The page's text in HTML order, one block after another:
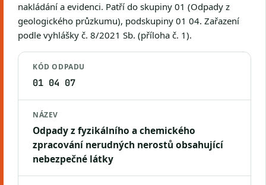
nakládání a evidenci. Patří do skupiny 01 (Odpady z
geologického průzkumu), podskupiny 01 04. Zařazení
podle vyhlášky č. 8/2021 Sb. (příloha č. 1).
KÓD ODPADU
01 04 07
NÁZEV
Odpady z fyzikálního a chemického
zpracování nerudných nerostů obsahující
nebezpečné látky